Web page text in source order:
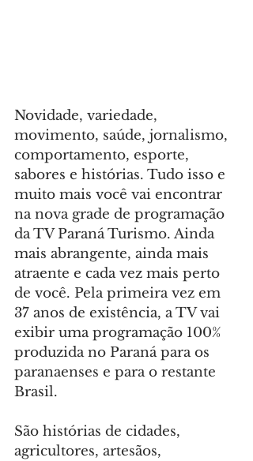
Novidade, variedade,
movimento, saúde, jornalismo,
comportamento, esporte,
sabores e histórias. Tudo isso e
muito mais você vai encontrar
na nova grade de programação
da TV Paraná Turismo. Ainda
mais abrangente, ainda mais
atraente e cada vez mais perto
de você. Pela primeira vez em
37 anos de existência, a TV vai
exibir uma programação 100%
produzida no Paraná para os
paranaenses e para o restante
Brasil.
São histórias de cidades,
agricultores, artesãos,